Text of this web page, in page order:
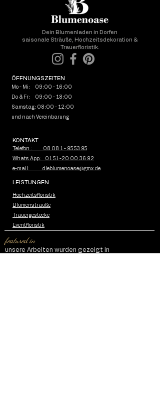
Dein Blumenladen in Dorfen
saisonale Sträuße, Hochzeitsdekoration &
Trauerfloristik.
ÖFFNUNGSZEITEN
Mo - Mi: 09:00 - 16:00
Do & Fr: 09:00 - 18:00
Samstag: 08:00 - 12:00
und nach Vereinbarung
KONTAKT
Telefon : 08 08 1 - 95 53 95
Whats App: 01 51 -20 00 36 92
e-mail: dieblumenoase@gmx.de
LEISTUNGEN
Hochzeitsfloristik
Blumensträuße
Trauergestecke
Eventfloristik
featured in
unsere Arbeiten wurden gezeigt in